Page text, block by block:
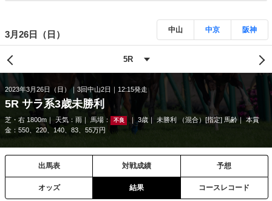
3月26日（日） 中山 中京 阪神
2023年3月26日（日） 3回中山2日 12:15発走
5R サラ系3歳未勝利
芝・右 1800m 天気： 雨 馬場： 不良 3歳 未勝利 （混合）[指定] 馬齢
本賞
金：550、220、140、83、55万円
出馬表 対戦成績 予想
オッズ 結果 コースレコード